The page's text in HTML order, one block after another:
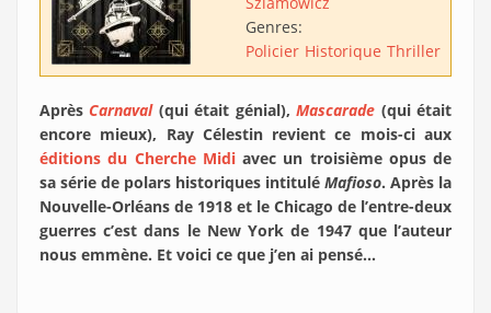
Genres:
Policier Historique Thriller
Après Carnaval (qui était génial),Mascarade (qui était
encore mieux), Ray Célestin revient ce mois-ci aux
éditions du Cherche Midi avec un troisième opus de
sa série de polars historiques intitulé Mafioso. Après la
Nouvelle-Orléans de 1918 et le Chicago de l’entre-deux
guerres c’est dans le New York de 1947 que l’auteur
nous emmène. Et voici ce que j’en ai pensé…